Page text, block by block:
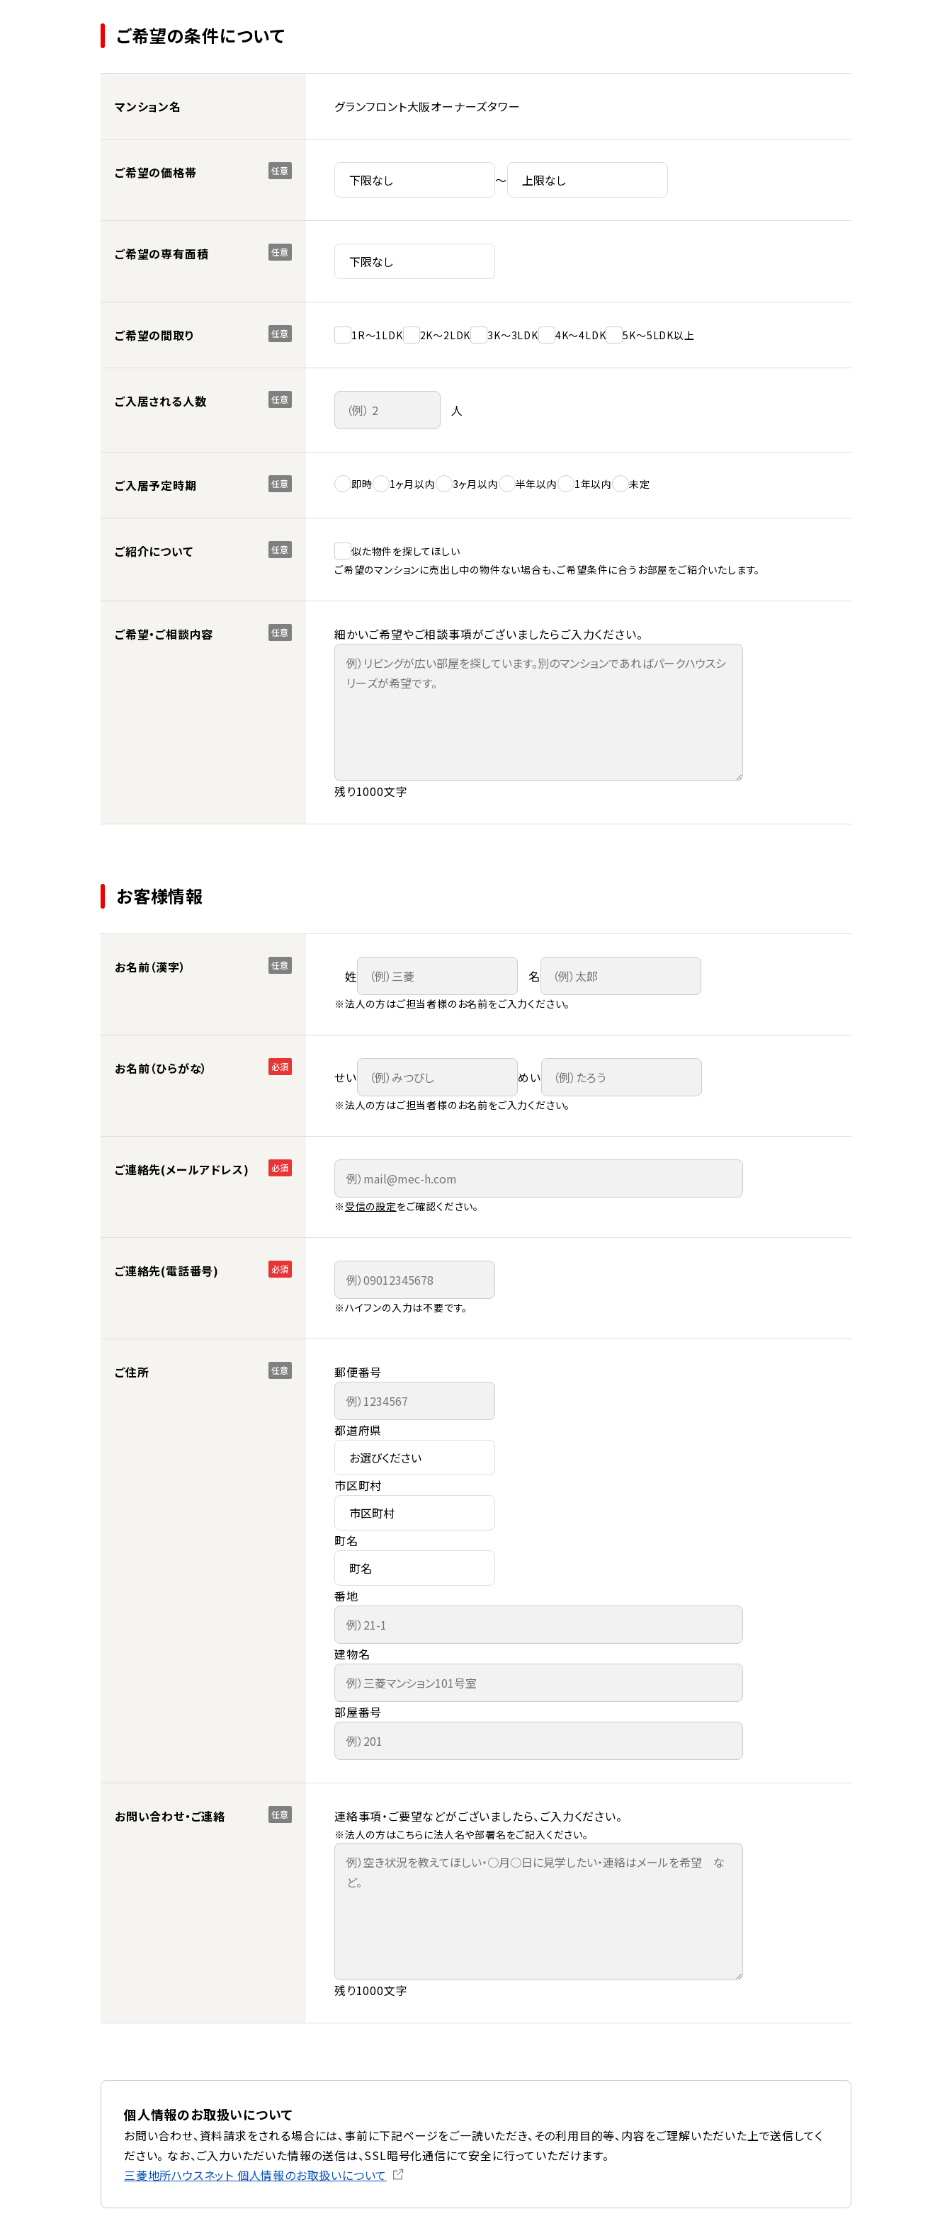
ご希望の条件について
マンション名 グランフロント大阪オーナーズタワー
ご希望の価格帯 任意
～
ご希望の専有面積 任意
ご希望の間取り 任意 1R～1LDK 2K～2LDK 3K～3LDK 4K～4LDK 5K～5LDK以上
ご入居される人数 任意
人
ご入居予定時期 任意 即時 1ヶ月以内 3ヶ月以内 半年以内 1年以内 未定
ご紹介について 任意
似た物件を探してほしい
ご希望のマンションに売出し中の物件ない場合も、ご希望条件に合うお部屋をご紹介いたします。
ご希望・ご相談内容 任意 細かいご希望やご相談事項がございましたらご入力ください。
残り1000文字
お客様情報
お名前（漢字） 任意
姓 名
※法人の方はご担当者様のお名前をご入力ください。
お名前（ひらがな） 必須
せい めい
※法人の方はご担当者様のお名前をご入力ください。
ご連絡先(メールアドレス) 必須
※ 受信の設定をご確認ください。
ご連絡先(電話番号) 必須
※ハイフンの入力は不要です。
ご住所 任意 郵便番号
都道府県
市区町村
町名
番地
建物名
部屋番号
お問い合わせ・ご連絡 任意 連絡事項・ご要望などがございましたら、ご入力ください。
※法人の方はこちらに法人名や部署名をご記入ください。
残り1000文字
個人情報のお取扱いについて
お問い合わせ、資料請求をされる場合には、事前に下記ページをご一読いただき、その利用目的等、内容をご理解いただいた上で送信してく
ださい。 なお、ご入力いただいた情報の送信は、SSL暗号化通信にて安全に行っていただけます。
三菱地所ハウスネット 個人情報のお取扱いについて